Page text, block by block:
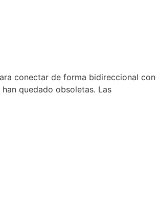
conectar de forma bidireccional con
quedado obsoletas. Las